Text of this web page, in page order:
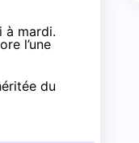
à mardi.
l’une
du